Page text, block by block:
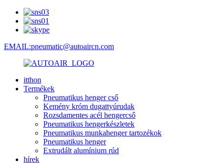
EMAIL:pneumatic@autoaircn.com
itthon
Termékek
Pneumatikus henger cső
Kemény króm dugattyúrudak
Rozsdamentes acél hengercső
Pneumatikus hengerkészletek
Pneumatikus munkahenger tartozékok
Pneumatikus henger
Extrudált alumínium rúd
hírek